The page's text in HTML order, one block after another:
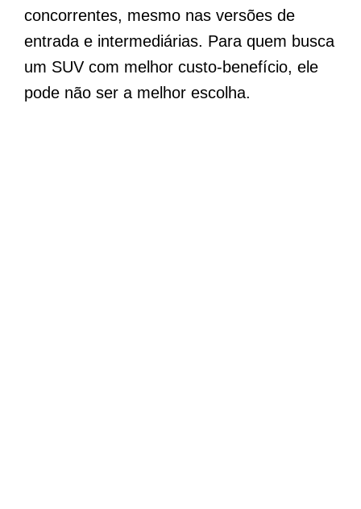
concorrentes, mesmo nas versões de
entrada e intermediárias. Para quem busca
um SUV com melhor custo-benefício, ele
pode não ser a melhor escolha.